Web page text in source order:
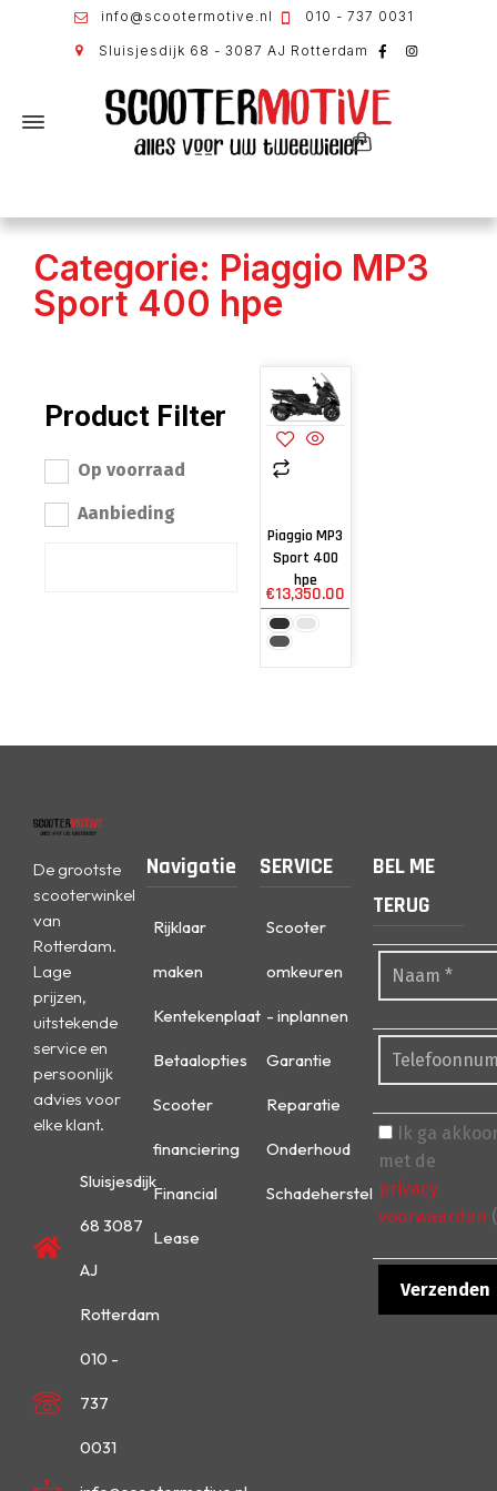
info@scootermotive.nl 010 - 737 0031
Sluisjesdijk 68 - 3087 AJ Rotterdam
Categorie: Piaggio MP3
Sport 400 hpe
Product Filter
Op voorraad
Aanbieding
Piaggio MP3
Sport 400
hpe
€13,350.00
De grootste
scooterwinkel
van
Rotterdam.
Lage
prijzen,
uitstekende
service en
persoonlijk
advies voor
elke klant.
Sluisjesdijk
68 3087
AJ
Rotterdam
010 -
737
0031
Navigatie
Rijklaar
maken
Kentekenplaat
Betaalopties
Scooter
financiering
Financial
Lease
SERVICE
Scooter
omkeuren
- inplannen
Garantie
Reparatie
Onderhoud
Schadeherstel
BEL ME
TERUG
Ik ga
met de
privacy
voorwaarden